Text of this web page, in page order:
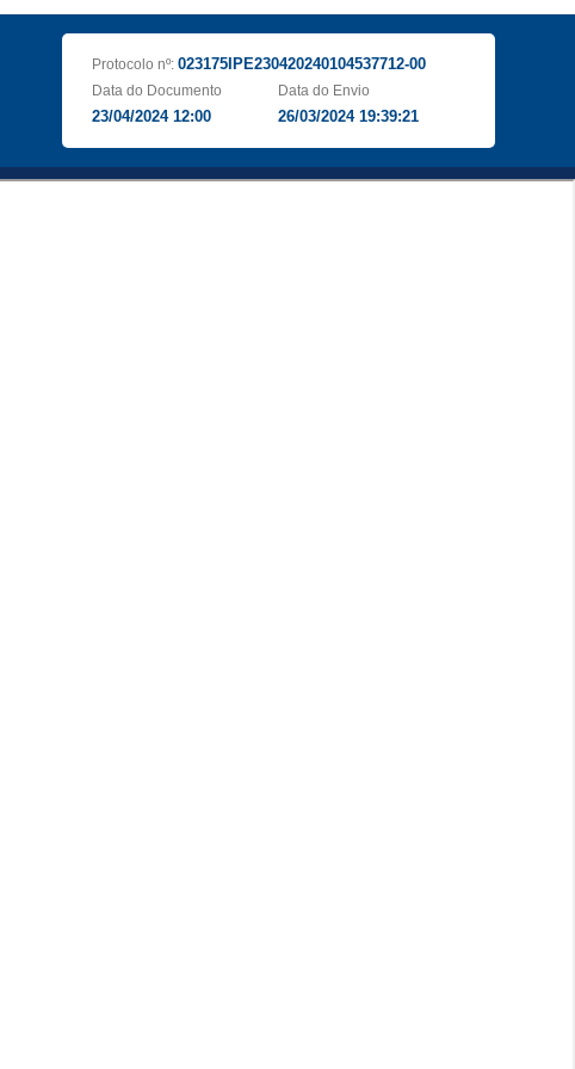
Protocolo nº: 023175IPE230420240104537712-00
Data do Documento
23/04/2024 12:00
Data do Envio
26/03/2024 19:39:21